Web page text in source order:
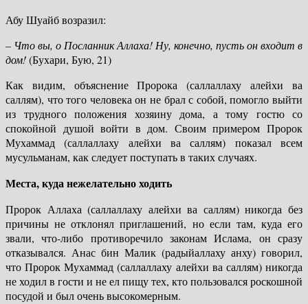
Абу Шуайб возразил:
– Что вы, о Посланник Аллаха! Ну, конечно, пусть он входит в
дом!(Бухари, Бую, 21)
Как видим, объяснение Пророка (саллаллаху алейхи ва
саллям), что того человека он не брал с собой, помогло выйти
из трудного положения хозяину дома, а тому гостю со
спокойной душой войти в дом. Своим примером Пророк
Мухаммад (саллаллаху алейхи ва саллям) показал всем
мусульманам, как следует поступать в таких случаях.
Места, куда нежелательно ходить
Пророк Аллаха (саллаллаху алейхи ва саллям) никогда без
причины не отклонял приглашений, но если там, куда его
звали, что-либо противоречило законам Ислама, он сразу
отказывался. Анас бин Малик (радыйаллаху анху) говорил,
что Пророк Мухаммад (саллаллаху алейхи ва саллям) никогда
не ходил в гости и не ел пищу тех, кто пользовался роскошной
посудой и был очень высокомерным.